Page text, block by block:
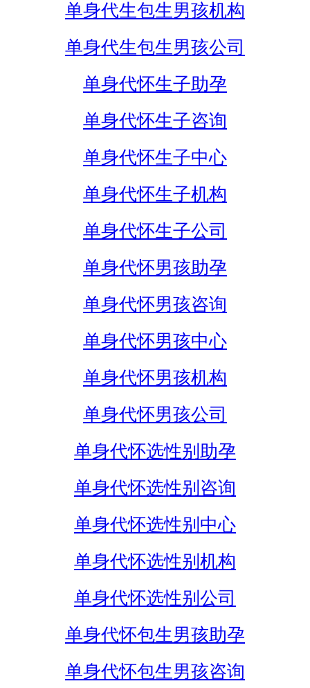
单身代生包生男孩机构
单身代生包生男孩公司
单身代怀生子助孕
单身代怀生子咨询
单身代怀生子中心
单身代怀生子机构
单身代怀生子公司
单身代怀男孩助孕
单身代怀男孩咨询
单身代怀男孩中心
单身代怀男孩机构
单身代怀男孩公司
单身代怀选性别助孕
单身代怀选性别咨询
单身代怀选性别中心
单身代怀选性别机构
单身代怀选性别公司
单身代怀包生男孩助孕
单身代怀包生男孩咨询